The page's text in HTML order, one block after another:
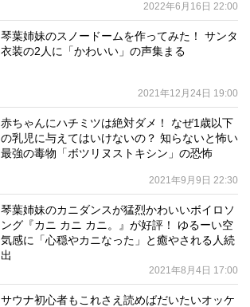
2022年6月16日 22:00
琴葉姉妹のスノードームを作ってみた！ サンタ
衣装の2人に「かわいい」の声集まる
2021年12月24日 19:00
赤ちゃんにハチミツは絶対ダメ！ なぜ1歳以下
の乳児に与えてはいけないの？ 知らないと怖い
最強の毒物「ボツリヌストキシン」の恐怖
2021年9月9日 22:30
琴葉姉妹のカニダンスが猛烈かわいいボイロソ
ング『カニ カニ カニ。』が好評！ ゆるーい空
気感に「心穏やカニなった」と癒やされる人続
出
2021年8月4日 17:00
サウナ初心者もこれさえ読めばだいたいオッケ